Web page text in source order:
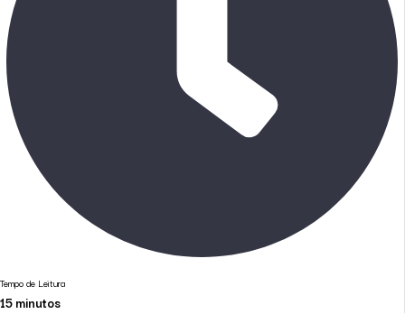
Tempo de Leitura
15minutos